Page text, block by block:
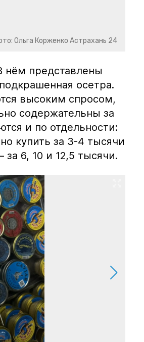
Ольга Корженко Астрахань 24
нём представлены
осетра.
высоким спросом,
содержательны за
и по отдельности:
купить за 3-4 тысячи
6, 10 и 12,5 тысячи.